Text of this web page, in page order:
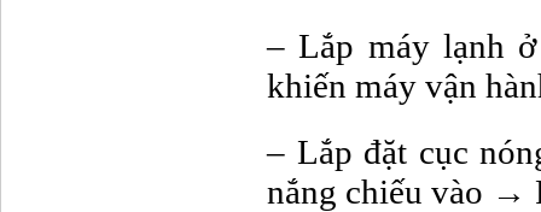
– Lắp máy lạnh
khiến máy vận
– Lắp đặt cục
nắng chiếu vào →